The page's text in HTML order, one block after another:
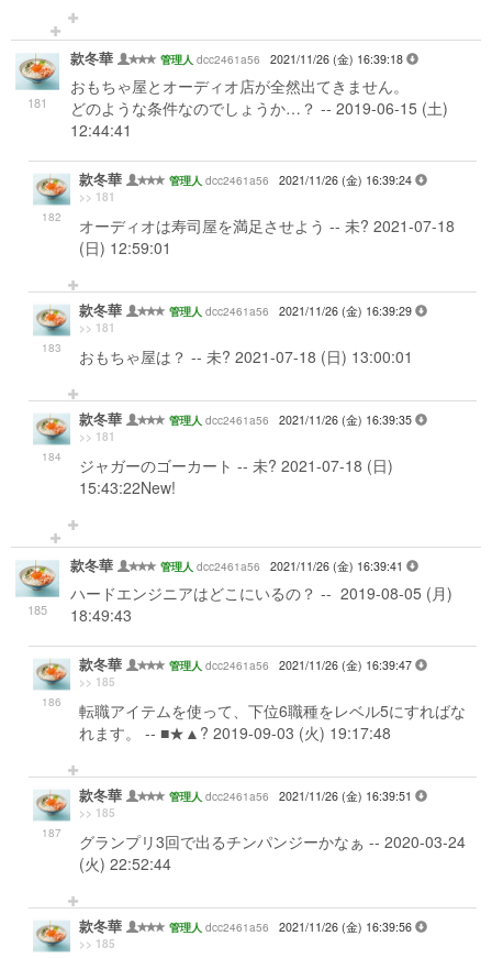
181
款冬華 管理人 dcc2461a56 2021/11/26 (金) 16:39:18
おもちゃ屋とオーディオ店が全然出てきません。
どのような条件なのでしょうか…？ -- 2019-06-15 (土)
12:44:41
182
款冬華 管理人 dcc2461a56 2021/11/26 (金) 16:39:24
>> 181
オーディオは寿司屋を満足させよう -- 未? 2021-07-18
(日) 12:59:01
183
款冬華 管理人 dcc2461a56 2021/11/26 (金) 16:39:29
>> 181
おもちゃ屋は？ -- 未? 2021-07-18 (日) 13:00:01
184
款冬華 管理人 dcc2461a56 2021/11/26 (金) 16:39:35
>> 181
ジャガーのゴーカート -- 未? 2021-07-18 (日)
15:43:22New!
185
款冬華 管理人 dcc2461a56 2021/11/26 (金) 16:39:41
ハードエンジニアはどこにいるの？ -- 2019-08-05 (月)
18:49:43
186
款冬華 管理人 dcc2461a56 2021/11/26 (金) 16:39:47
>> 185
転職アイテムを使って、下位6職種をレベル5にすればな
れます。 -- ■★▲? 2019-09-03 (火) 19:17:48
187
款冬華 管理人 dcc2461a56 2021/11/26 (金) 16:39:51
>> 185
グランプリ3回で出るチンパンジーかなぁ -- 2020-03-24
(火) 22:52:44
款冬華 管理人 dcc2461a56 2021/11/26 (金) 16:39:56
>> 185